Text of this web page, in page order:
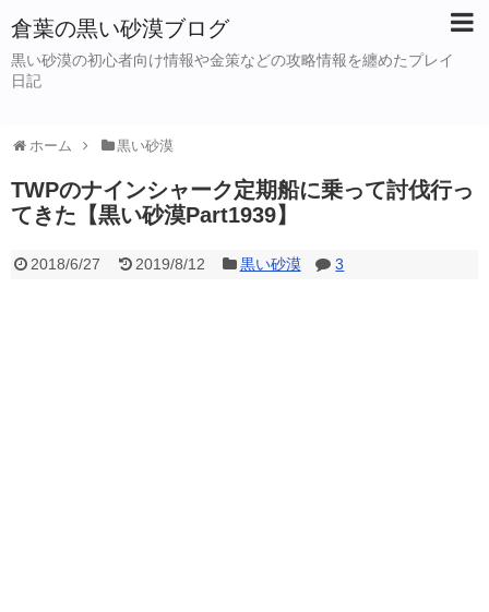
倉葉の黒い砂漠ブログ
黒い砂漠の初心者向け情報や金策などの攻略情報を纏めたプレイ
日記
ホーム 黒い砂漠
TWPのナインシャーク定期船に乗って討伐行っ
てきた【黒い砂漠Part1939】
2018/6/27 2019/8/12 黒い砂漠 3